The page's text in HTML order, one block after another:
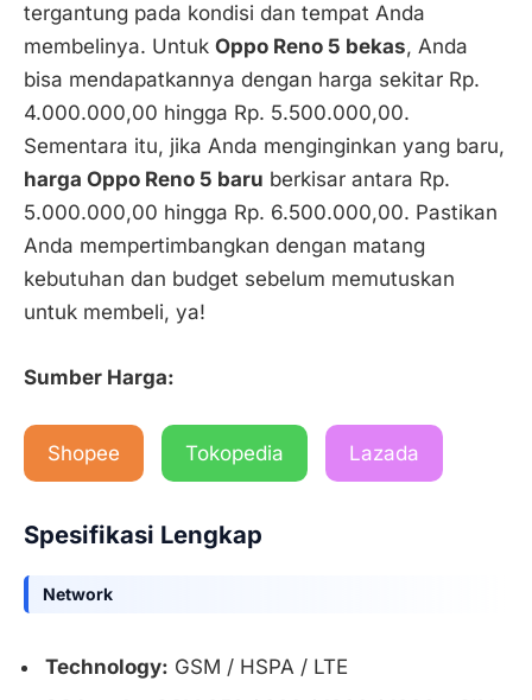
tergantung pada kondisi dan tempat Anda
membelinya. Untuk Oppo Reno 5 bekas, Anda
bisa mendapatkannya dengan harga sekitar Rp.
4.000.000,00 hingga Rp. 5.500.000,00.
Sementara itu, jika Anda menginginkan yang baru,
harga Oppo Reno 5 baru berkisar antara Rp.
5.000.000,00 hingga Rp. 6.500.000,00. Pastikan
Anda mempertimbangkan dengan matang
kebutuhan dan budget sebelum memutuskan
untuk membeli, ya!
Sumber Harga:
Shopee Tokopedia Lazada
Spesifikasi Lengkap
Network
Technology: GSM / HSPA / LTE